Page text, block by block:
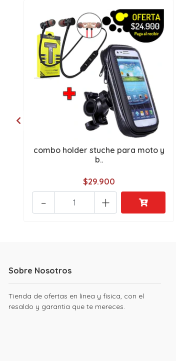
combo holder stuche para moto y
b..
$29.900
+
-
Sobre Nosotros
Tienda de ofertas en linea y fisica, con el
resaldo y garantia que te mereces.